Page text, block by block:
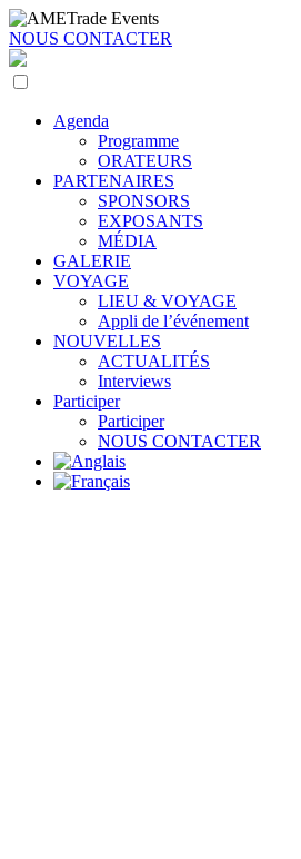
NOUS CONTACTER
Agenda
Programme
ORATEURS
PARTENAIRES
SPONSORS
EXPOSANTS
MÉDIA
GALERIE
VOYAGE
LIEU & VOYAGE
Appli de l’événement
NOUVELLES
ACTUALITÉS
Interviews
Participer
Participer
NOUS CONTACTER